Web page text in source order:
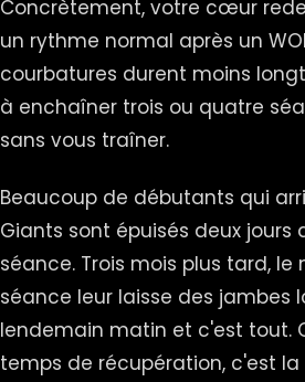
Concrètement, votre cœur
un rythme normal après un
courbatures durent moins
à enchaîner trois ou quatre
sans vous traîner.
Beaucoup de débutants qui
Giants sont épuisés deux jours
séance. Trois mois plus tard,
séance leur laisse des jambes
lendemain matin et c'est tout.
temps de récupération, c'est